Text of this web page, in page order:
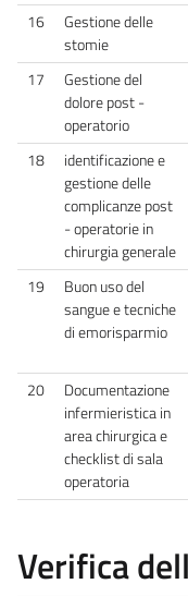
16
Gestione delle
stomie
17
Gestione del
dolore post -
operatorio
18
identificazione e
gestione delle
complicanze post
- operatorie in
chirurgia generale
19
Buon uso del
sangue e tecniche
di emorisparmio
20
Documentazione
infermieristica in
area chirurgica e
checklist di sala
operatoria
Verifica